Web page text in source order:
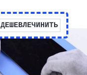
ДЕШЕВЛЕЧИНИТЬ